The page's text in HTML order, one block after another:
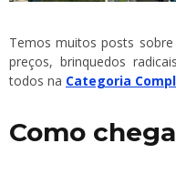
Temos muitos posts
preços, brinquedos
todos na Categoria
Como